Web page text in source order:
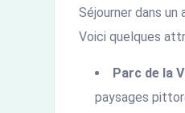
Séjourner dans
Voici quelques
Parc de la
paysages